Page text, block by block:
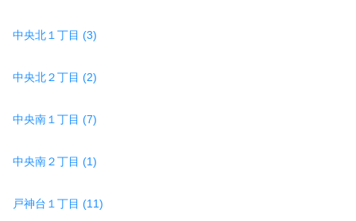
中央北１丁目 (3)
中央北２丁目 (2)
中央南１丁目 (7)
中央南２丁目 (1)
戸神台１丁目 (11)